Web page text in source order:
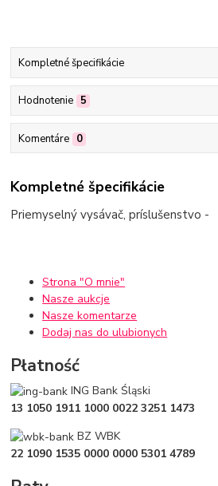
Kompletné špecifikácie
Hodnotenie 5
Komentáre 0
Kompletné špecifikácie
Priemyselný vysávač, príslušenstvo -
Strona "O mnie"
Nasze aukcje
Nasze komentarze
Dodaj nas do ulubionych
Płatność
ING Bank Śląski
13 1050 1911 1000 0022 3251 1473
BZ WBK
22 1090 1535 0000 0000 5301 4789